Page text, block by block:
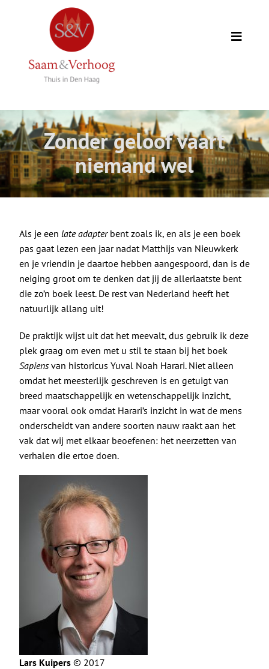
Toggle
Opdrachtgevers
Expertise
Wie we zijn
Academie
De Politieke Coach
Raadgevers
Actueel
Contact
Zonder geloof vaart
niemand wel
Als je een late adapterbent zoals ik, en als je een boek
pas gaat lezen een jaar nadat Matthijs van Nieuwkerk
en je vriendin je daartoe hebben aangespoord, dan is de
neiging groot om te denken dat jij de allerlaatste bent
die zo’n boek leest. De rest van Nederland heeft het
natuurlijk allang uit!
De praktijk wijst uit dat het meevalt, dus gebruik ik deze
plek graag om even met u stil te staan bij het boek
Sapiensvan historicus Yuval Noah Harari. Niet alleen
omdat het meesterlijk geschreven is en getuigt van
breed maatschappelijk en wetenschappelijk inzicht,
maar vooral ook omdat Harari’s inzicht in wat de mens
onderscheidt van andere soorten nauw raakt aan het
vak dat wij met elkaar beoefenen: het neerzetten van
verhalen die ertoe doen.
Lars Kuipers© 2017